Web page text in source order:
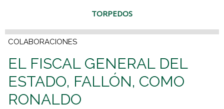
TORPEDOS
COLABORACIONES
EL FISCAL GENERAL DEL
ESTADO, FALLÓN, COMO
RONALDO